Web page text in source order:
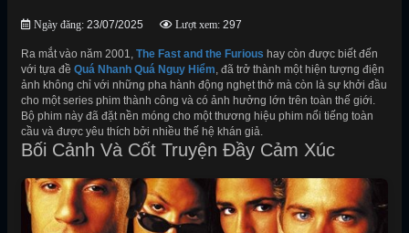
Ngày đăng: 23/07/2025 Lượt xem: 297
Ra mắt vào năm 2001, The Fast and the Furious hay còn được biết đến
với tựa đề Quá Nhanh Quá Nguy Hiểm, đã trở thành một hiện tượng điện
ảnh không chỉ với những pha hành động nghẹt thở mà còn là sự khởi đầu
cho một series phim thành công và có ảnh hưởng lớn trên toàn thế giới.
Bộ phim này đã đặt nền móng cho một thương hiệu phim nổi tiếng toàn
cầu và được yêu thích bởi nhiều thế hệ khán giả.
Bối Cảnh Và Cốt Truyện Đầy Cảm Xúc